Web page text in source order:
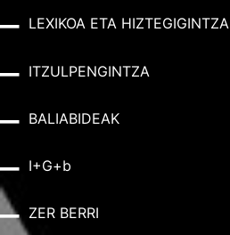
LEXIKOA ETA HIZTEGIGINTZA
ITZULPENGINTZA
BALIABIDEAK
I+G+b
ZER BERRI